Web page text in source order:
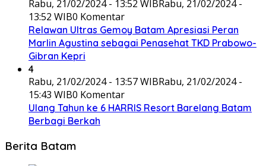
Rabu, 21/02/2024 - 13:52 WIBRabu, 21/02/2024 -
13:52 WIB0 Komentar
Relawan Ultras Gemoy Batam Apresiasi Peran
Marlin Agustina sebagai Penasehat TKD Prabowo-
Gibran Kepri
4
Rabu, 21/02/2024 - 13:57 WIBRabu, 21/02/2024 -
15:43 WIB0 Komentar
Ulang Tahun ke 6 HARRIS Resort Barelang Batam
Berbagi Berkah
Berita Batam